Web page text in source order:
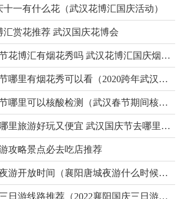
一有什么花（武汉花博汇国庆活动）
汇赏花推荐 武汉国庆花博会
博汇有烟花秀吗 武汉花博汇国庆烟花时间
有烟花秀可以看（2020跨年武汉哪里有烟花秀）
里可以核酸检测（武汉春节期间核酸检测）
好玩又便宜 武汉国庆节去哪里旅游好玩又便宜又好玩
攻略景点必去吃店推荐
开放时间（襄阳唐城夜游什么时候开始）
游线路推荐（2022襄阳国庆三日游线路推荐图）